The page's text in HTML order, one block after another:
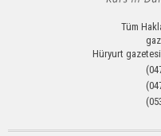
Tüm
Hüryurt